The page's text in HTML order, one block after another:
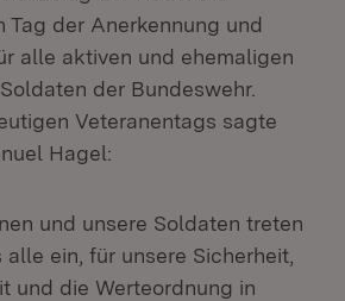
Tag der Anerkennung und
alle aktiven und ehemaligen
der Bundeswehr.
Veteranentags sagte
Hagel:
und unsere Soldaten treten
alle ein, für unsere Sicherheit,
und die Werteordnung in